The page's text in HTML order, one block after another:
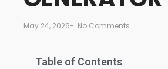
May 24, 2026- No Comments
Table of Contents